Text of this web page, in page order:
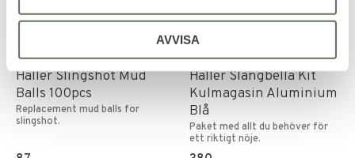
AVVISA
Haller Slingshot Mud
Balls 100pcs
​Replacement mud balls for
slingshot.
Add to favorites
Haller Slangbella Kit
Kulmagasin Aluminium
Blå
Paket med allt du behöver för
ett riktigt nöje.